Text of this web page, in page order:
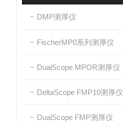
DMP测厚仪
FischerMP0系列测厚仪
DualScope MPOR测厚仪
DeltaScope FMP10测厚仪
DualScope FMP测厚仪